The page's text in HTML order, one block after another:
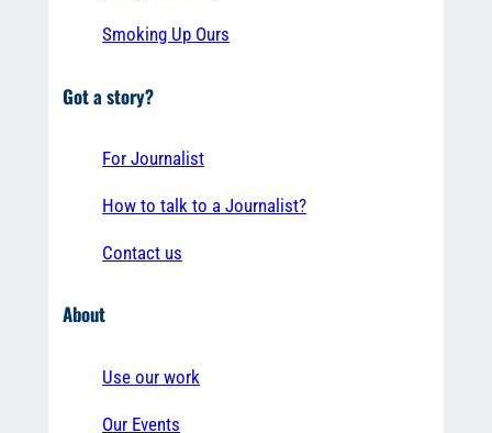
Smoking Up Ours
Got a story?
For Journalist
How to talk to a Journalist?
Contact us
About
Use our work
Our Events